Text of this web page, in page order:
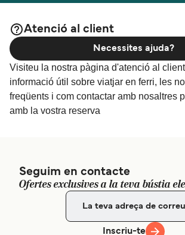
Atenció al client
Visiteu la nostra pàgina d'atenció al
informació útil sobre viatjar en ferri, les
freqüents i com contactar amb nosaltres
amb la vostra reserva
Necessites ajuda?
Seguim en contacte
Ofertes exclusives a la teva bústia
Inscriu-te